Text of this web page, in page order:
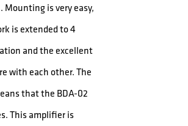
Mounting is very easy,
is extended to 4
and the excellent
with each other. The
that the BDA-02
This amplifier is